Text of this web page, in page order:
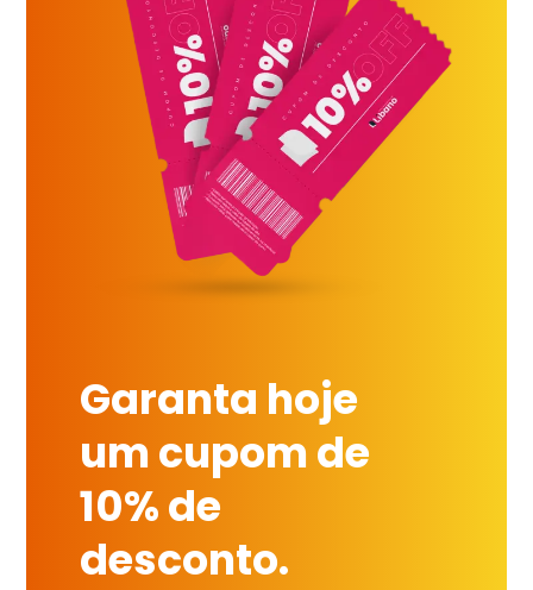
Garanta hoje
um cupom de
10% de
desconto.